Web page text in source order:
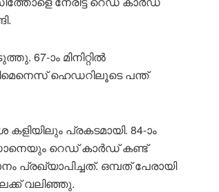
ാം മിനിറ്റിൽ
ഹെഡറിലൂടെ പന്ത്
പ്രകടമായി. 84-ാം
റെഡ് കാർഡ് കണ്ട്
പ്രഖ്യാപിച്ചത്. ഒമ്പത് പേരായി
വലിഞ്ഞു.